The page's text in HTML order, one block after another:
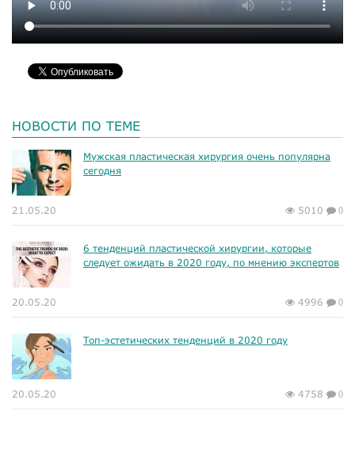
НОВОСТИ ПО ТЕМЕ
Мужская пластическая хирургия очень популярна
сегодня
21.05.20 5010 0
6 тенденций пластической хирургии, которые
следует ожидать в 2020 году, по мнению экспертов
20.05.20 4996 0
Топ-эстетических тенденций в 2020 году
20.05.20 4758 0